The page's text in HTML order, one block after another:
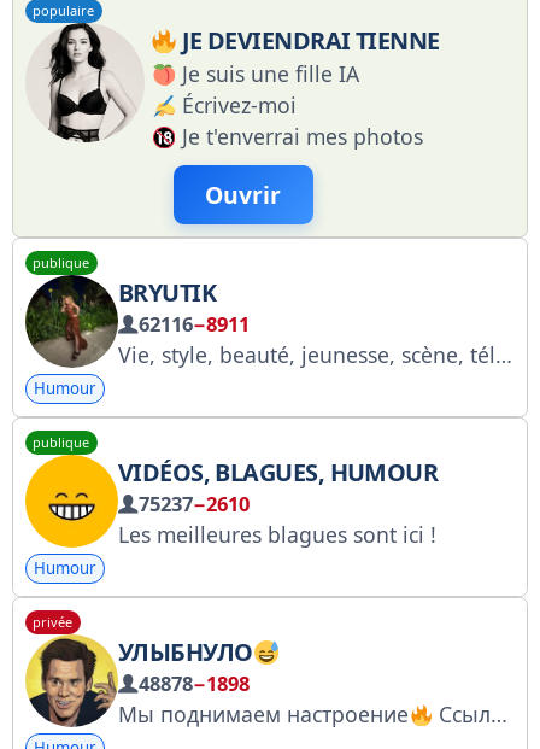
populaire
JE DEVIENDRAI TIENNE
Je suis une fille IA
Écrivez-moi
Je t'enverrai mes photos
Ouvrir
publique
BRYUTIK
62116−8911
Vie, style, beauté, jeunesse, scène, télévision, travail dans le show-business. Tout est là, et tout tourne autour de moi ! Publicité : @natal_manager +7 995 488 7005 https://gosuslugi.ru/snet/686bf4427ddaae331a5fb855
Humour
publique
VIDÉOS, BLAGUES, HUMOUR
75237−2610
Les meilleures blagues sont ici !
Humour
privée
УЛЫБНУЛО
48878−1898
Мы поднимаем настроение Ссылка для друга: https://t.me/joinchat/E3-xax-QLVwwYmYy Сотрудничество : @sitic1